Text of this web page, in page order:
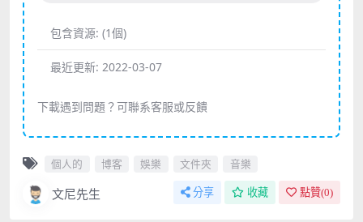
包含資源: (1個)
最近更新: 2022-03-07
下載遇到問題？可聯系客服或反饋
個人的 博客 娛樂 文件夾 音樂
文尼先生 分享 收藏 點贊(0)